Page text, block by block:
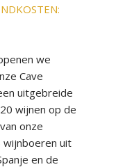
we
Cave
uitgebreide
wijnen op de
onze
wijnboeren uit
en de